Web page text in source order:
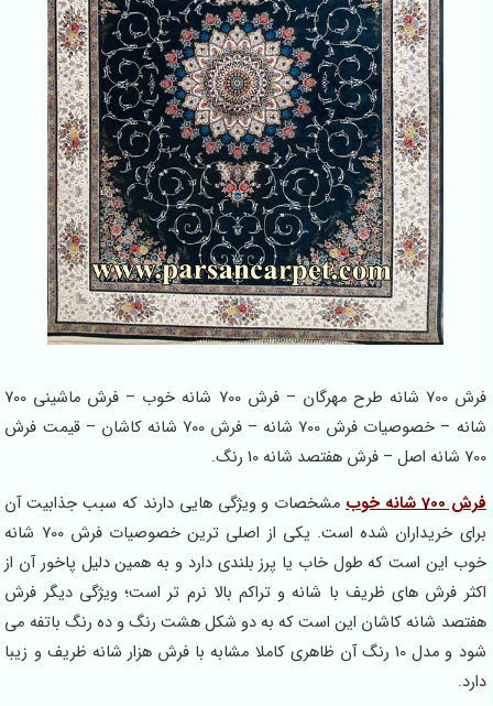
فرش 700 شانه طرح مهرگان – فرش 700 شانه خوب – فرش ماشینی 700
شانه – خصوصیات فرش 700 شانه – فرش 700 شانه کاشان – قیمت فرش
700 شانه اصل – فرش هفتصد شانه 10 رنگ.
فرش 700 شانه خوب
مشخصات و ویژگی هایی دارند که سبب جذابیت آن
برای خریداران شده است. یکی از اصلی ترین خصوصیات فرش 700 شانه
خوب این است که طول خاب یا پرز بلندی دارد و به همین دلیل پاخور آن از
اکثر فرش های ظریف با شانه و تراکم بالا نرم تر است؛ ویژگی دیگر فرش
هفتصد شانه کاشان این است که به دو شکل هشت رنگ و ده رنگ باتفه می
شود و مدل 10 رنگ آن ظاهری کاملا مشابه با فرش هزار شانه ظریف و زیبا
دارد.